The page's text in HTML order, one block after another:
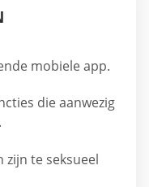
mobiele app.
die aanwezig
zijn te seksueel